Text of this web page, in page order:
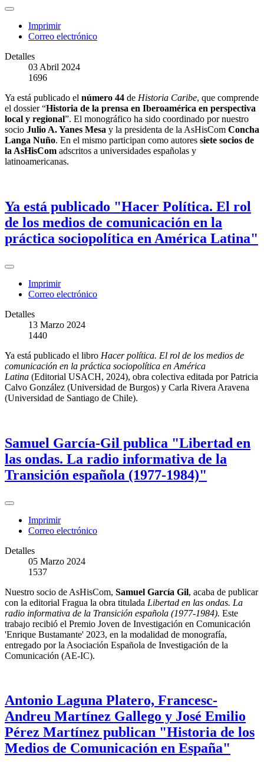
Imprimir
Correo electrónico
Detalles
03 Abril 2024
1696
Ya está publicado el número 44 de Historia Caribe, que comprende
el dossier “Historia de la prensa en Iberoamérica en perspectiva
local y regional”. El monográfico ha sido coordinado por nuestro
socio Julio A. Yanes Mesa y la presidenta de la AsHisCom Concha
Langa Nuño. En el mismo participan como autores siete socios de
la AsHisCom adscritos a universidades españolas y
latinoamericanas.
Ya está publicado "Hacer Política. El rol
de los medios de comunicación en la
práctica sociopolítica en América Latina"
Imprimir
Correo electrónico
Detalles
13 Marzo 2024
1440
Ya está publicado el libro Hacer política. El rol de los medios de
comunicación en la práctica sociopolítica en América
Latina (Editorial USACH, 2024), obra colectiva editada por Patricia
Calvo González (Universidad de Burgos) y Carla Rivera Aravena
(Universidad de Santiago de Chile).
Samuel García-Gil publica "Libertad en
las ondas. La radio informativa de la
Transición española (1977-1984)"
Imprimir
Correo electrónico
Detalles
05 Marzo 2024
1537
Nuestro socio de AsHisCom, Samuel García Gil, acaba de publicar
con la editorial Fragua la obra titulada Libertad en las ondas. La
radio informativa de la Transición española (1977-1984). Este
trabajo recibió el Premio Joven de Investigación en Comunicación
'Enrique Bustamante' 2023, en la modalidad de monografía,
entregado por la Asociación Española de Investigación de la
Comunicación (AE-IC).
Antonio Laguna Platero, Francesc-
Andreu Martínez Gallego y José Emilio
Pérez Martínez publican "Historia de los
Medios de Comunicación en España"